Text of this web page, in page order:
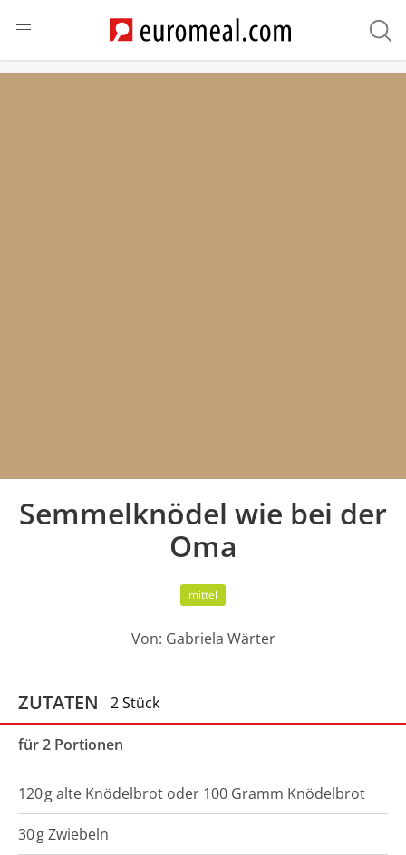
Semmelknödel wie bei der
Oma
mittel
Von: Gabriela Wärter
ZUTATEN 2 Stück
für 2 Portionen
120galte Knödelbrot oder 100 Gramm Knödelbrot
30gZwiebeln